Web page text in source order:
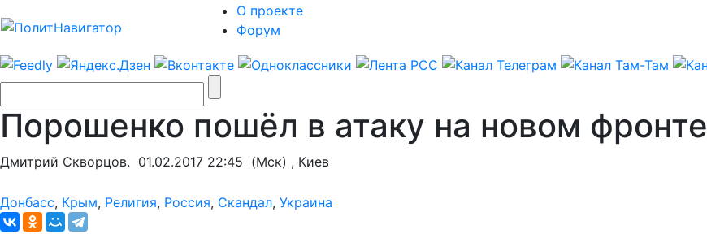
О проекте
Форум
Порошенко пошёл в атаку на новом фронте
Дмитрий Скворцов. 01.02.2017 22:45 (Мск) , Киев
Донбасс, Крым, Религия, Россия, Скандал, Украина